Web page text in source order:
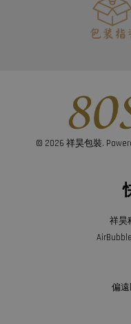
© 2026 祥昊包裝. Powered
祥昊
偏